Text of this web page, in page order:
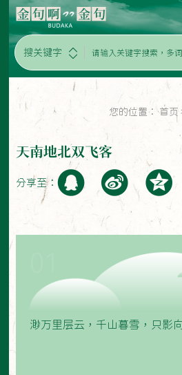
搜关键字
您的位置： 首页
天南地北双飞客
分享至：
渺万里层云，千山暮雪，只影